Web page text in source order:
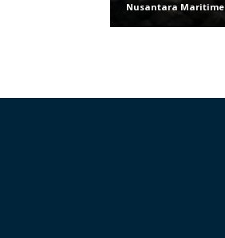
Nusantara Maritime